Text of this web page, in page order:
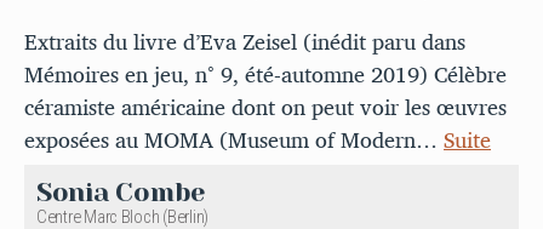
Extraits du livre d’Eva Zeisel (inédit paru dans
Mémoires en jeu, n° 9, été-automne 2019) Célèbre
céramiste américaine dont on peut voir les œuvres
exposées au MOMA (Museum of Modern… Suite
Sonia Combe
Centre Marc Bloch (Berlin)